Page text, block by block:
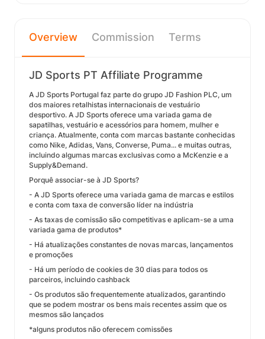
Overview Commission Terms
JD Sports PT Affiliate Programme
A JD Sports Portugal faz parte do grupo JD Fashion PLC, um
dos maiores retalhistas internacionais de vestuário
desportivo. A JD Sports oferece uma variada gama de
sapatilhas, vestuário e acessórios para homem, mulher e
criança. Atualmente, conta com marcas bastante conhecidas
como Nike, Adidas, Vans, Converse, Puma... e muitas outras,
incluindo algumas marcas exclusivas como a McKenzie e a
Supply&Demand.
Porquê associar-se à JD Sports?
- A JD Sports oferece uma variada gama de marcas e estilos
e conta com taxa de conversão líder na indústria
- As taxas de comissão são competitivas e aplicam-se a uma
variada gama de produtos*
- Há atualizações constantes de novas marcas, lançamentos
e promoções
- Há um período de cookies de 30 dias para todos os
parceiros, incluindo cashback
- Os produtos são frequentemente atualizados, garantindo
que se podem mostrar os bens mais recentes assim que os
mesmos são lançados
*alguns produtos não oferecem comissões